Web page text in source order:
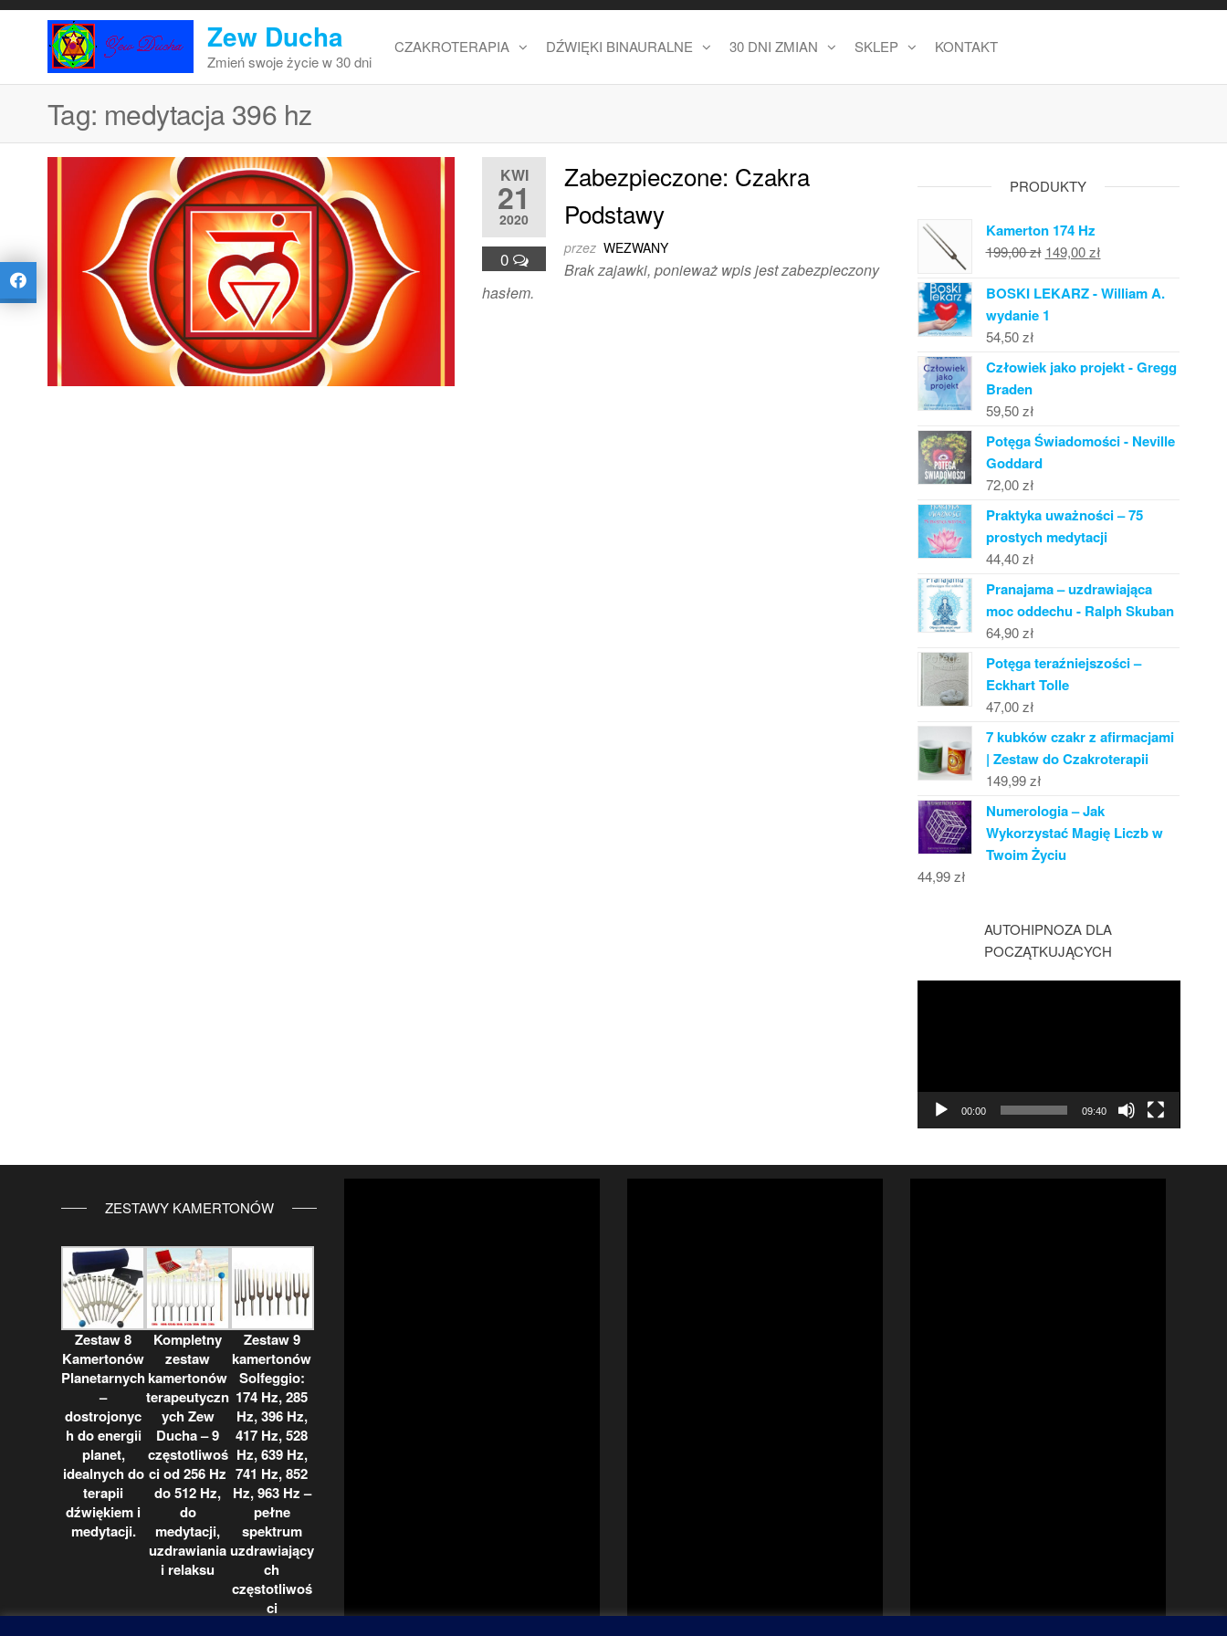
Przejdź
Zew Ducha
Zmień swoje życie w 30 dni
CZAKROTERAPIA DŹWIĘKI BINAURALNE 30 DNI ZMIAN SKLEP KONTAKT
Tag: medytacja 396 hz
KWI
21
2020
0
Zabezpieczone: Czakra
Podstawy
przez WEZWANY
Brak zajawki, ponieważ wpis jest zabezpieczony
hasłem.
PRODUKTY
Kamerton 174 Hz
199,00zł Pierwotna
wynosiła:
199,00 zł.
149,00złAktualna
wynosi:
BOSKI LEKARZ - William A.
wydanie 1
54,50zł
Człowiek jako projekt - Gregg
Braden
59,50zł
Potęga Świadomości - Neville
Goddard
72,00zł
Praktyka uważności – 75
prostych medytacji
44,40zł
Pranajama – uzdrawiająca
moc oddechu - Ralph Skuban
64,90zł
Potęga teraźniejszości –
Eckhart Tolle
47,00zł
7 kubków czakr z afirmacjami
| Zestaw do Czakroterapii
149,99zł
Numerologia – Jak
Wykorzystać Magię Liczb w
Twoim Życiu
44,99zł
AUTOHIPNOZA DLA
POCZĄTKUJĄCYCH
00:00 09:40
ZESTAWY KAMERTONÓW
Zestaw 8
Kamertonów
Planetarnych
–
dostrojonyc
h do energii
planet,
idealnych do
terapii
dźwiękiem i
medytacji.
Kompletny
zestaw
kamertonów
terapeutyczn
ych Zew
Ducha – 9
częstotliwoś
ci od 256 Hz
do 512 Hz,
do
medytacji,
uzdrawiania
i relaksu
Zestaw 9
kamertonów
Solfeggio:
174 Hz, 285
Hz, 396 Hz,
417 Hz, 528
Hz, 639 Hz,
741 Hz, 852
Hz, 963 Hz –
pełne
spektrum
uzdrawiający
ch
częstotliwoś
ci